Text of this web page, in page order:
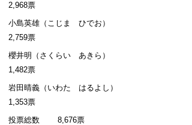
2,968票
小島英雄（こじま ひでお）
2,759票
櫻井明（さくらい あきら）
1,482票
岩田晴義（いわた はるよし）
1,353票
投票総数 8,676票